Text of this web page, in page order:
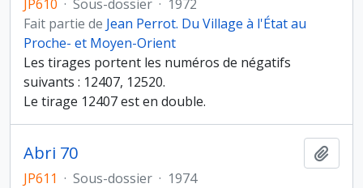
JP610 · Sous-dossier · 1972
Fait partie de Jean Perrot. Du Village à l'État au
Proche- et Moyen-Orient
Les tirages portent les numéros de négatifs
suivants : 12407, 12520.
Le tirage 12407 est en double.
Abri 70
JP611 · Sous-dossier · 1974